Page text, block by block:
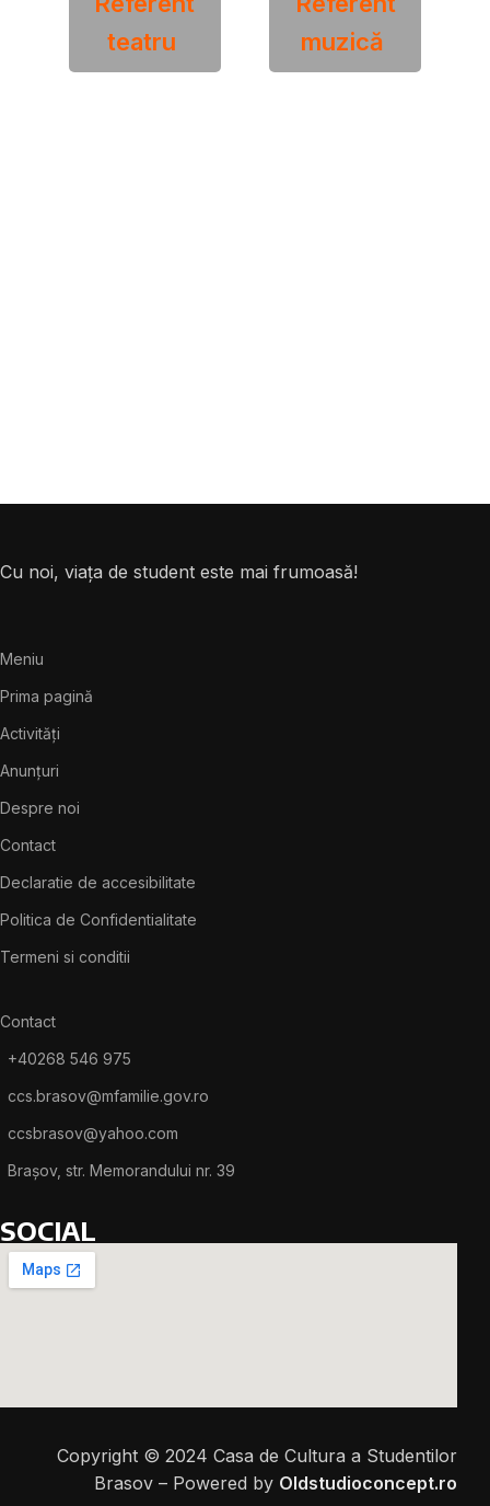
teatru
muzică
Cu noi, viața de student este mai frumoasă!
Meniu
Prima pagină
Activități
Anunțuri
Despre noi
Contact
Declaratie de accesibilitate
Politica de Confidentialitate
Termeni si conditii
Contact
+40268 546 975
ccs.brasov@mfamilie.gov.ro
ccsbrasov@yahoo.com
Brașov, str. Memorandului nr. 39
SOCIAL
Copyright © 2024 Casa de Cultura a Studentilor
Brasov – Powered by Oldstudioconcept.ro